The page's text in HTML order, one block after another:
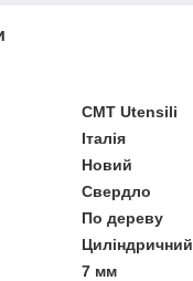
CMT Utensili
Італія
Новий
Свердло
По дереву
Циліндричний
7 мм